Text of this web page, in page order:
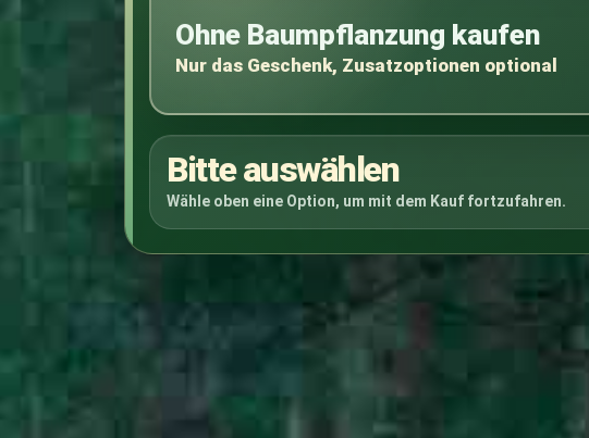
Ohne Baumpflanzung kaufen
Nur das Geschenk, Zusatzoptionen optional
Bitte auswählen
Wähle oben eine Option, um mit dem Kauf fortzufahren.